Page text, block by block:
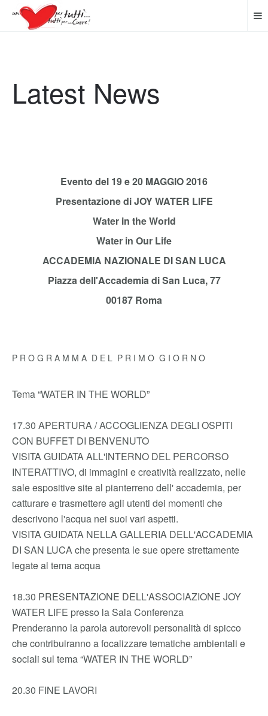
Latest News
Evento del 19 e 20 MAGGIO 2016
Presentazione di JOY WATER LIFE
Water in the World
Water in Our Life
ACCADEMIA NAZIONALE DI SAN LUCA
Piazza dell'Accademia di San Luca, 77
00187 Roma
P R O G R A M M A D E L P R I M O G I O R N O
Tema “WATER IN THE WORLD”
17.30 APERTURA / ACCOGLIENZA DEGLI OSPITI
CON BUFFET DI BENVENUTO
VISITA GUIDATA ALL'INTERNO DEL PERCORSO
INTERATTIVO, di immagini e creatività realizzato, nelle
sale espositive site al pianterreno dell' accademia, per
catturare e trasmettere agli utenti dei momenti che
descrivono l'acqua nei suoi vari aspetti.
VISITA GUIDATA NELLA GALLERIA DELL'ACCADEMIA
DI SAN LUCA che presenta le sue opere strettamente
legate al tema acqua
18.30 PRESENTAZIONE DELL'ASSOCIAZIONE JOY
WATER LIFE presso la Sala Conferenza
Prenderanno la parola autorevoli personalità di spicco
che contribuiranno a focalizzare tematiche ambientali e
sociali sul tema “WATER IN THE WORLD”
20.30 FINE LAVORI